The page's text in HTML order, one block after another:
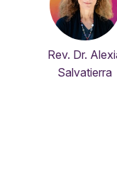
Rev. Dr.
Salvatierra